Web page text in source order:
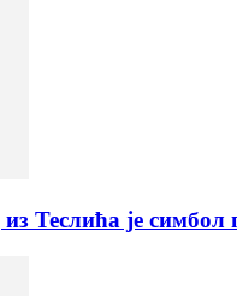
Теслића је симбол